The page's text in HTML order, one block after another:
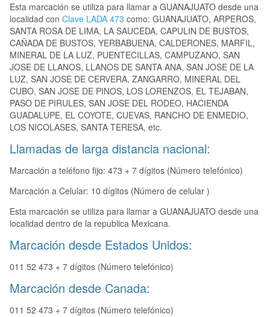
Esta marcación se utiliza para llamar a GUANAJUATO desde una
localidad con Clave LADA 473 como: GUANAJUATO, ARPEROS,
SANTA ROSA DE LIMA, LA SAUCEDA, CAPULIN DE BUSTOS,
CAÑADA DE BUSTOS, YERBABUENA, CALDERONES, MARFIL,
MINERAL DE LA LUZ, PUENTECILLAS, CAMPUZANO, SAN
JOSE DE LLANOS, LLANOS DE SANTA ANA, SAN JOSE DE LA
LUZ, SAN JOSE DE CERVERA, ZANGARRO, MINERAL DEL
CUBO, SAN JOSE DE PINOS, LOS LORENZOS, EL TEJABAN,
PASO DE PIRULES, SAN JOSE DEL RODEO, HACIENDA
GUADALUPE, EL COYOTE, CUEVAS, RANCHO DE ENMEDIO,
LOS NICOLASES, SANTA TERESA, etc.
Llamadas de larga distancia nacional:
Marcación a teléfono fijo: 473 + 7 dígitos (Número telefónico)
Marcación a Celular: 10 dígitos (Número de celular )
Esta marcación se utiliza para llamar a GUANAJUATO desde una
localidad dentro de la republica Mexicana.
Marcación desde Estados Unidos:
011 52 473 + 7 dígitos (Número telefónico)
Marcación desde Canada:
011 52 473 + 7 dígitos (Número telefónico)